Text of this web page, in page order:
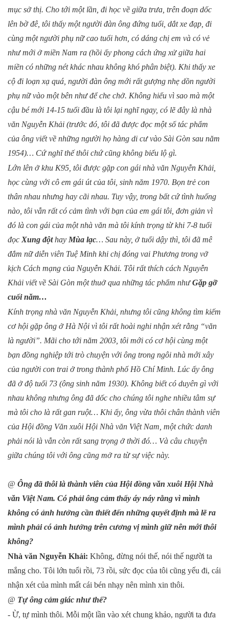
mục sở thị. Cho tới một lần, đi học về giữa trưa, trên đoạn dốc
lên bờ đê, tôi thấy một người đàn ông đứng tuổi, dắt xe đạp, đi
cùng một người phụ nữ cao tuổi hơn, có dáng chị em và có vẻ
như mới ở miền Nam ra (hồi ấy phong cách ứng xử giữa hai
miền có những nét khác nhau không khó phân biệt). Khi thấy xe
cộ đi loạn xạ quá, người đàn ông mới rất gượng nhẹ dồn người
phụ nữ vào một bên như để che chở. Không hiểu vì sao mà một
cậu bé mới 14-15 tuổi đầu là tôi lại nghĩ ngay, có lẽ đây là nhà
văn Nguyễn Khải (trước đó, tôi đã được đọc một số tác phẩm
của ông viết về những người họ hàng di cư vào Sài Gòn sau năm
1954)… Cứ nghĩ thế thôi chứ cũng không biểu lộ gì.
Lớn lên ở khu K95, tôi được gặp con gái nhà văn Nguyễn Khải,
học cùng với cô em gái út của tôi, sinh năm 1970. Bọn trẻ con
thân nhau nhưng hay cãi nhau. Tuy vậy, trong bất cứ tình huống
nào, tôi vẫn rất có cảm tình với bạn của em gái tôi, đơn giản vì
đó là con gái của một nhà văn mà tôi kính trọng từ khi 7-8 tuổi
đọc Xung đột hay Mùa lạc… Sau này, ở tuổi dậy thì, tôi đã mê
đắm nữ diễn viên Tuệ Minh khi chị đóng vai Phương trong vở
kịch Cách mạng của Nguyễn Khải. Tôi rất thích cách Nguyễn
Khải viết về Sài Gòn một thuở qua những tác phẩm như Gặp gỡ
cuối năm…
Kính trọng nhà văn Nguyễn Khải, nhưng tôi cũng không tìm kiếm
cơ hội gặp ông ở Hà Nội vì tôi rất hoài nghi nhận xét rằng “văn
là người”. Mãi cho tới năm 2003, tôi mới có cơ hội cùng một
bạn đồng nghiệp tới trò chuyện với ông trong ngôi nhà mới xây
của người con trai ở trong thành phố Hồ Chí Minh. Lúc ấy ông
đã ở độ tuổi 73 (ông sinh năm 1930). Không biết có duyên gì với
nhau không nhưng ông đã dốc cho chúng tôi nghe nhiều tâm sự
mà tôi cho là rất gan ruột… Khi ấy, ông vừa thôi chân thành viên
của Hội đồng Văn xuôi Hội Nhà văn Việt Nam , một chức danh
phải nói là vẫn còn rất sang trọng ở thời đó… Và câu chuyện
giữa chúng tôi với ông cũng mở ra từ sự việc này.
@ Ông đã thôi là thành viên của Hội đồng văn xuôi Hội Nhà
văn Việt Nam. Có phải ông cảm thấy áy náy rằng vì mình
không có ảnh hưởng cần thiết đến những quyết định mà lẽ ra
mình phải có ảnh hưởng trên cương vị mình giữ nên mới thôi
không?
Nhà văn Nguyễn Khải: Không, đừng nói thế, nói thế người ta
mắng cho. Tôi lớn tuổi rồi, 73 rồi, sức đọc của tôi cũng yếu đi, cái
nhận xét của mình mất cái bén nhạy nên mình xin thôi.
@ Tự ông cảm giác như thế?
- Ừ, tự mình thôi. Mỗi một lần vào xét chung khảo, người ta đưa